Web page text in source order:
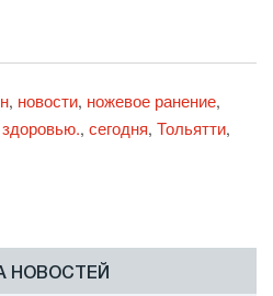
, новости, ножевое ранение,
, сегодня, Тольятти,
НОВОСТЕЙ